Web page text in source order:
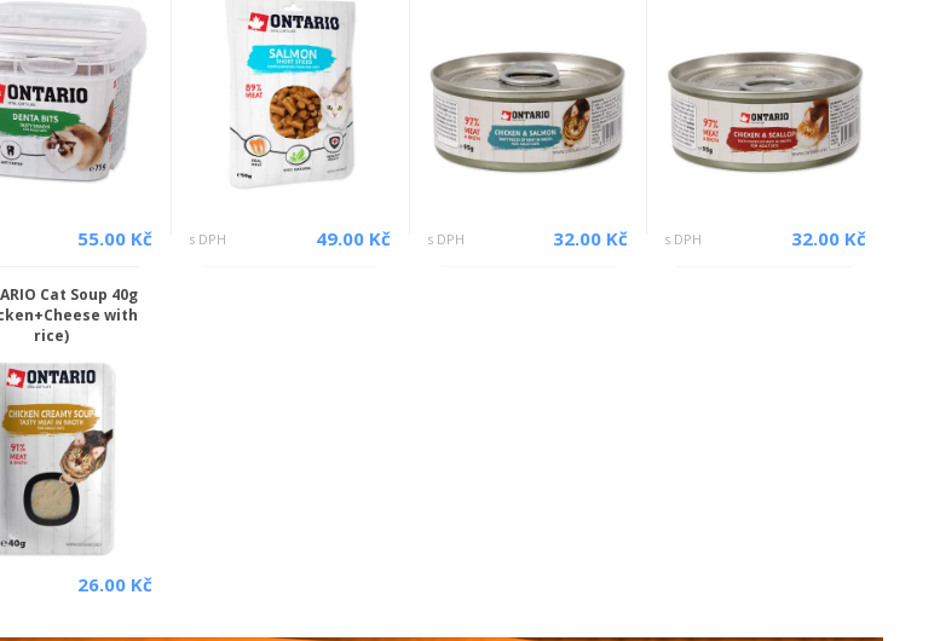
55.00 Kč s DPH 49.00 Kč s DPH 32.00 Kč s DPH 32.00 Kč
Cat Soup 40g
with
rice)
26.00 Kč